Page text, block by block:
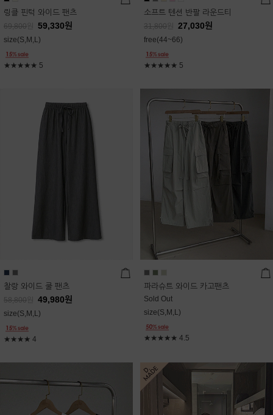
링클 핀턱 와이드 팬츠
69,800 59,330원
size(S,M,L)
★★★★★ 5
소프트 텐션 반팔 라운드티
31,800 27,030원
free(44~66)
★★★★★ 5
찰랑 와이드 쿨 팬츠
58,800 49,980원
size(S,M,L)
★★★★ 4
파라슈트 와이드 카고팬츠
Sold Out
size(S,M,L)
★★★★★ 4.5